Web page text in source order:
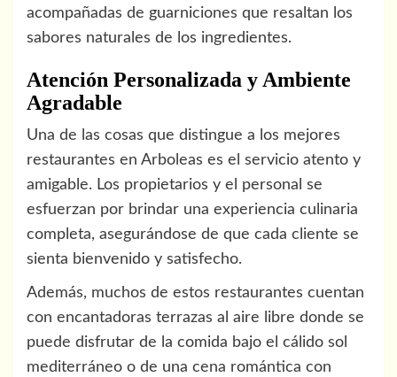
acompañadas de guarniciones que resaltan los
sabores naturales de los ingredientes.
Atención Personalizada y Ambiente
Agradable
Una de las cosas que distingue a los mejores
restaurantes en Arboleas es el servicio atento y
amigable. Los propietarios y el personal se
esfuerzan por brindar una experiencia culinaria
completa, asegurándose de que cada cliente se
sienta bienvenido y satisfecho.
Además, muchos de estos restaurantes cuentan
con encantadoras terrazas al aire libre donde se
puede disfrutar de la comida bajo el cálido sol
mediterráneo o de una cena romántica con